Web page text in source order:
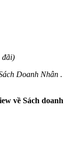
đãi)
Doanh Nhân .
về Sách doanh